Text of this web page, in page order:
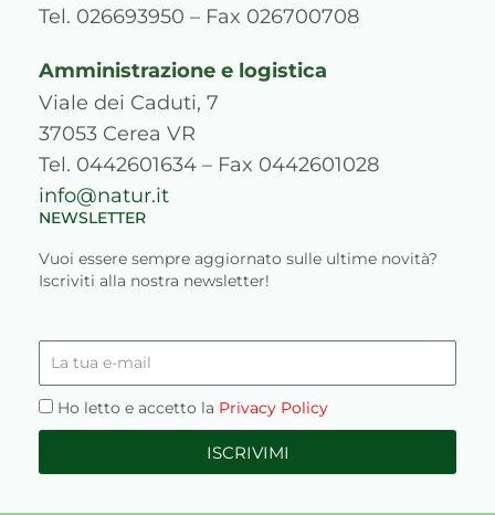
Tel. 026693950 – Fax 026700708
Amministrazione e logistica
Viale dei Caduti, 7
37053 Cerea VR
Tel. 0442601634 – Fax 0442601028
info@natur.it
NEWSLETTER
Vuoi essere sempre aggiornato sulle ultime novità?
Iscriviti alla nostra newsletter!
tua
mail
Privacy
Ho letto e accetto la Privacy Policy
ISCRIVIMI